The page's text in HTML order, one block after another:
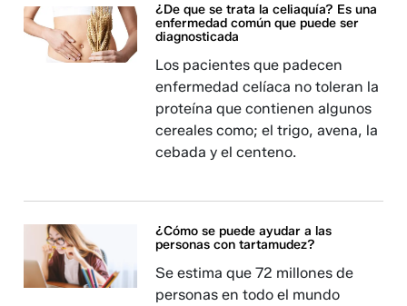
¿De que se trata la celiaquía? Es una
enfermedad común que puede ser
diagnosticada
Los pacientes que padecen
enfermedad celíaca no toleran la
proteína que contienen algunos
cereales como; el trigo, avena, la
cebada y el centeno.
¿Cómo se puede ayudar a las
personas con tartamudez?
Se estima que 72 millones de
personas en todo el mundo